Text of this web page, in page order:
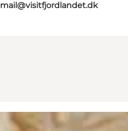
mail@visitfjordlandet.dk